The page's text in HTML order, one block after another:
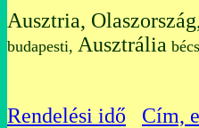
Ausztria,
budapesti, Ausztrália
Rendelési idő Cím,